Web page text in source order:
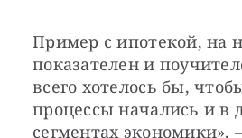
Пример с ипотекой, на
показателен и
всего хотелось бы,
процессы начались и в